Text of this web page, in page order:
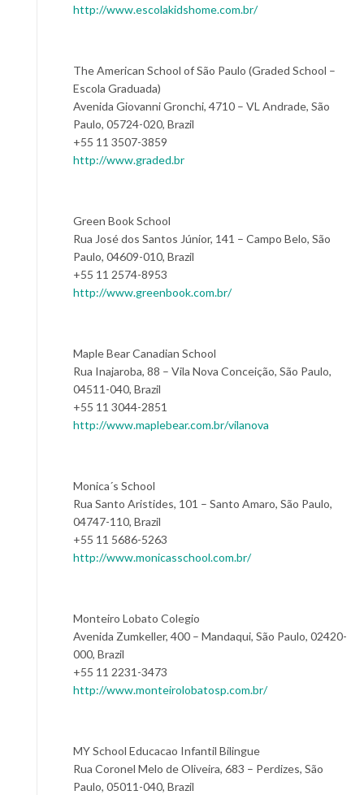
http://www.escolakidshome.com.br/
The American School of São Paulo (Graded School –
Escola Graduada)
Avenida Giovanni Gronchi, 4710 – VL Andrade, São
Paulo, 05724-020, Brazil
+55 11 3507-3859
http://www.graded.br
Green Book School
Rua José dos Santos Júnior, 141 – Campo Belo, São
Paulo, 04609-010, Brazil
+55 11 2574-8953
http://www.greenbook.com.br/
Maple Bear Canadian School
Rua Inajaroba, 88 – Vila Nova Conceição, São Paulo,
04511-040, Brazil
+55 11 3044-2851
http://www.maplebear.com.br/vilanova
Monica´s School
Rua Santo Aristides, 101 – Santo Amaro, São Paulo,
04747-110, Brazil
+55 11 5686-5263
http://www.monicasschool.com.br/
Monteiro Lobato Colegio
Avenida Zumkeller, 400 – Mandaqui, São Paulo, 02420-
000, Brazil
+55 11 2231-3473
http://www.monteirolobatosp.com.br/
MY School Educacao Infantil Bilingue
Rua Coronel Melo de Oliveira, 683 – Perdizes, São
Paulo, 05011-040, Brazil